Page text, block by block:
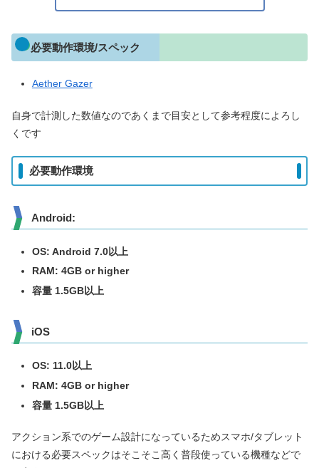
必要動作環境/スペック
Aether Gazer
自身で計測した数値なのであくまで目安として参考程度によろし
くです
必要動作環境
Android:
OS: Android 7.0以上
RAM: 4GB or higher
容量 1.5GB以上
iOS
OS: 11.0以上
RAM: 4GB or higher
容量 1.5GB以上
アクション系でのゲーム設計になっているためスマホ/タブレット
における必要スペックはそこそこ高く普段使っている機種などで